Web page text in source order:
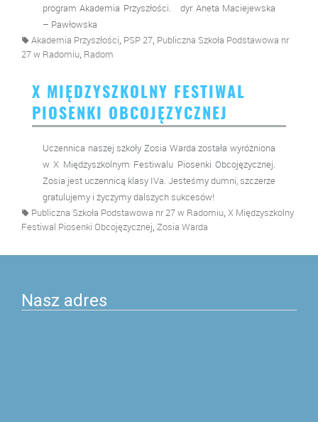
program Akademia Przyszłości. dyr Aneta Maciejewska
– Pawłowska
Akademia Przyszłości, PSP 27, Publiczna Szkoła Podstawowa nr
27 w Radomiu, Radom
X MIĘDZYSZKOLNY FESTIWAL
PIOSENKI OBCOJĘZYCZNEJ
Uczennica naszej szkoły Zosia Warda została wyróżniona
w X Międzyszkolnym Festiwalu Piosenki Obcojęzycznej.
Zosia jest uczennicą klasy IVa. Jesteśmy dumni, szczerze
gratulujemy i życzymy dalszych sukcesów!
Publiczna Szkoła Podstawowa nr 27 w Radomiu, X Międzyszkolny
Festiwal Piosenki Obcojęzycznej, Zosia Warda
Nasz adres